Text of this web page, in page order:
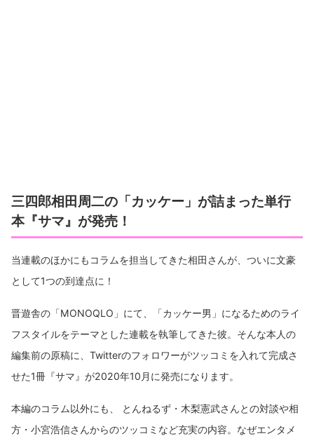
三四郎相田周二の「カッケー」が詰まった単行
本『サマ』が発売！
当連載のほかにもコラムを担当してきた相田さんが、ついに文豪
として1つの到達点に！
晋遊舎の「MONOQLO」にて、「カッケー男」になるためのライ
フスタイルをテーマとした連載を執筆してきた彼。そんな本人の
編集前の原稿に、Twitterのフォロワーがツッコミを入れて完成さ
せた1冊『サマ』が2020年10月に発売になります。
本編のコラム以外にも、 とんねるず・木梨憲武さんとの対談や相
方・小宮浩信さんからのツッコミなど充実の内容。なぜエンタメ